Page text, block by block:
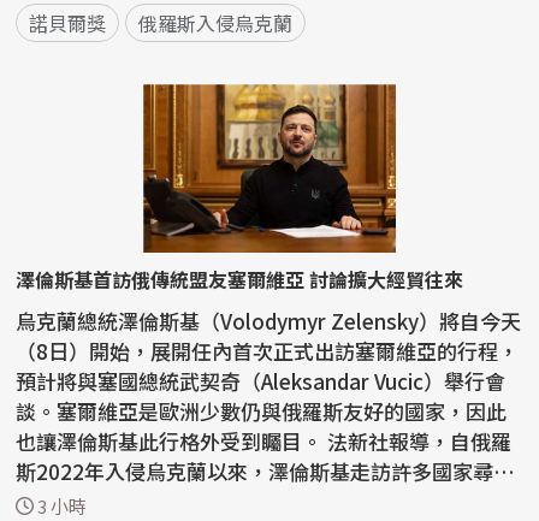
諾貝爾獎 俄羅斯入侵烏克蘭
澤倫斯基首訪俄傳統盟友塞爾維亞 討論擴大經貿往來
烏克蘭總統澤倫斯基（Volodymyr Zelensky）將自今天
（8日）開始，展開任內首次正式出訪塞爾維亞的行程，
預計將與塞國總統武契奇（Aleksandar Vucic）舉行會
談。塞爾維亞是歐洲少數仍與俄羅斯友好的國家，因此
也讓澤倫斯基此行格外受到矚目。 法新社報導，自俄羅
斯2022年入侵烏克蘭以來，澤倫斯基走訪許多國家尋求
支持...
3 小時